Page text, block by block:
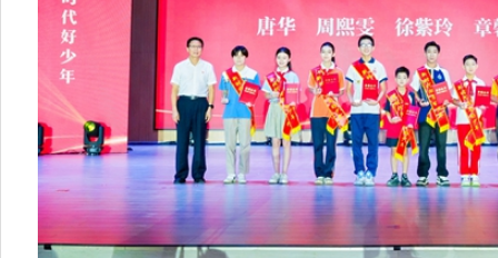
省委宣传部副部长、省文明办主
教育工委委员，省教育厅党组成
贵为2025年“新时代湖南好少年